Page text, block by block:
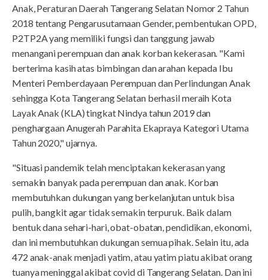
Anak, Peraturan Daerah Tangerang Selatan Nomor 2 Tahun
2018 tentang Pengarusutamaan Gender, pembentukan OPD,
P2TP2A yang memiliki fungsi dan tanggung jawab
menangani perempuan dan anak korban kekerasan. "Kami
berterima kasih atas bimbingan dan arahan kepada Ibu
Menteri Pemberdayaan Perempuan dan Perlindungan Anak
sehingga Kota Tangerang Selatan berhasil meraih Kota
Layak Anak (KLA) tingkat Nindya tahun 2019 dan
penghargaan Anugerah Parahita Ekapraya Kategori Utama
Tahun 2020," ujarnya.
"Situasi pandemik telah menciptakan kekerasan yang
semakin banyak pada perempuan dan anak. Korban
membutuhkan dukungan yang berkelanjutan untuk bisa
pulih, bangkit agar tidak semakin terpuruk. Baik dalam
bentuk dana sehari-hari, obat-obatan, pendidikan, ekonomi,
dan ini membutuhkan dukungan semua pihak. Selain itu, ada
472 anak-anak menjadi yatim, atau yatim piatu akibat orang
tuanya meninggal akibat covid di Tangerang Selatan. Dan ini